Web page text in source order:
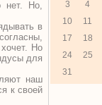
нет. Но,
в
Но
для
наш
к своей
3
4
10
11
17
18
24
25
31